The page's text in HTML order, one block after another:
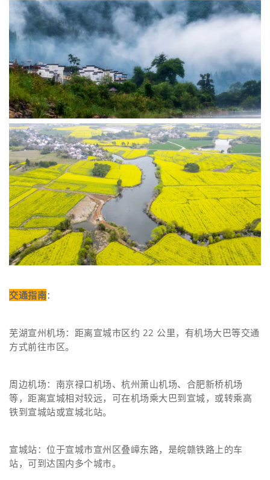
交通指南：
芜湖宣州机场：距离宣城市区约 22 公里，有机场大巴等交通
方式前往市区。
周边机场：南京禄口机场、杭州萧山机场、合肥新桥机场
等，距离宣城相对较远，可在机场乘大巴到宣城，或转乘高
铁到宣城站或宣城北站。
宣城站：位于宣城市宣州区叠嶂东路，是皖赣铁路上的车
站，可到达国内多个城市。